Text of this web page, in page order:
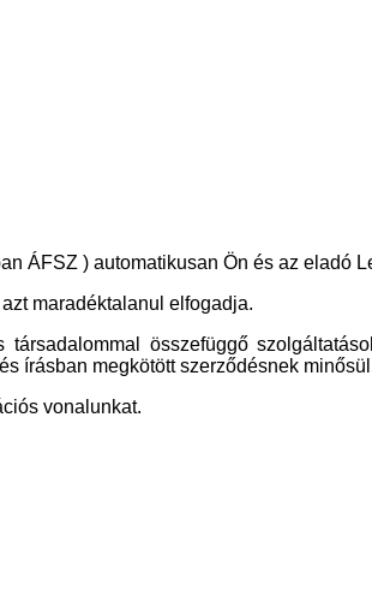
ÁFSZ ) automatikusan Ön és az eladó
maradéktalanul elfogadja.
összefüggő
írásban megkötött szerződésnek
vonalunkat.